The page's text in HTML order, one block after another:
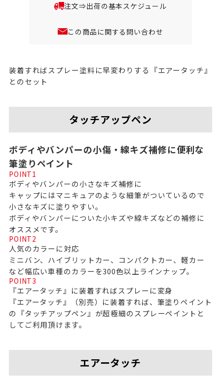
注文⇒出荷の基本スケジュール
この商品に関する問い合わせ
装着すればスプレー塗料に早変わりする『エアータッチ』
とのセット
タッチアップペン
ボディやバンパーの小傷・線キズ補修に便利な
筆塗りペイント
POINT1
ボディやバンパーの小さなキズ補修に
キャップにはマニキュアのような細筆がついているので
小さなキズに塗りやすい。
ボディやバンパーについた小キズや線キズなどの補修に
オススメです。
POINT2
人気のカラーに対応
ミニバン、ハイブリットカー、コンパクトカー、軽カー
など幅広い車種のカラーを300色以上ラインナップ。
POINT3
『エアータッチ』に装着すればスプレーに変身
『エアータッチ』（別売）に装着すれば、筆塗りペイント
の『タッチアップペン』が超極細のスプレーペイントと
してご利用頂けます。
エアータッチ